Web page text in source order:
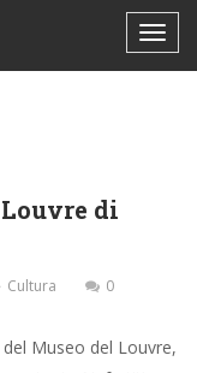
di
Cultura 0
Museo del Louvre,